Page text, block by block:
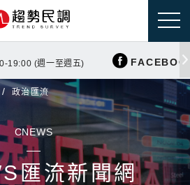
19:00 (週一至週五)
政治匯流
CNEWS
匯流新聞網